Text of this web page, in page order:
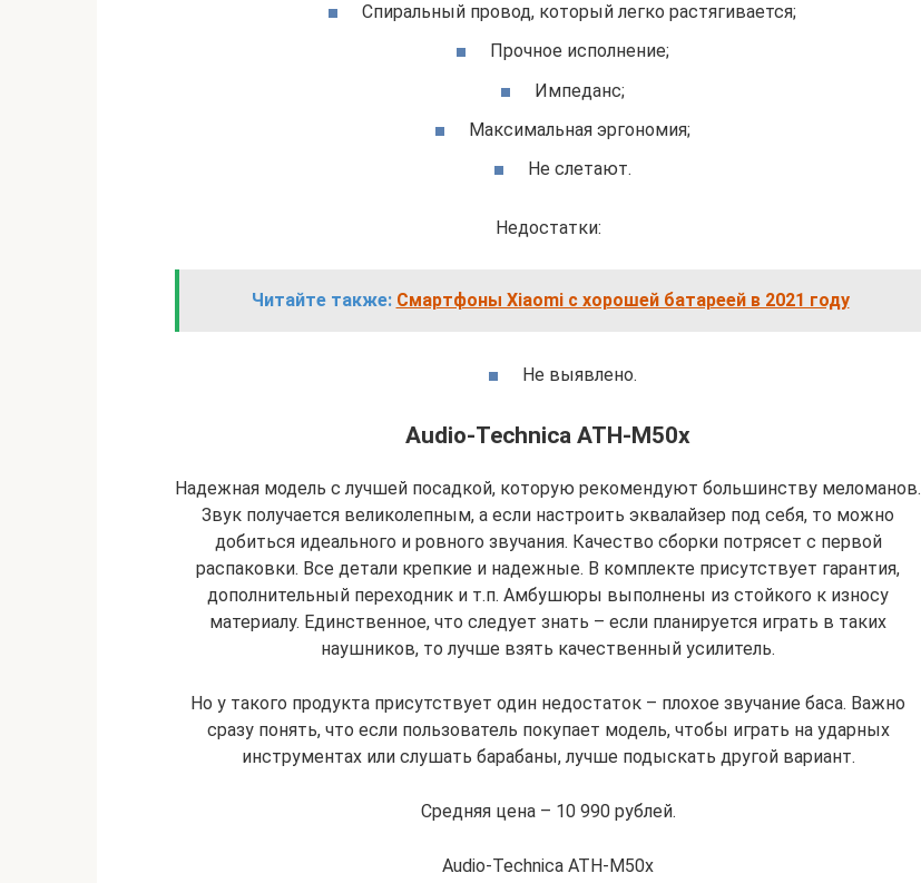
Спиральный провод, который легко растягивается;
Прочное исполнение;
Импеданс;
Максимальная эргономия;
Не слетают.
Недостатки:
Читайте также: Смартфоны Xiaomi с хорошей батареей в 2021 году
Не выявлено.
Audio-Technica ATH-M50x
Надежная модель с лучшей посадкой, которую рекомендуют большинству меломанов.
Звук получается великолепным, а если настроить эквалайзер под себя, то можно
добиться идеального и ровного звучания. Качество сборки потрясет с первой
распаковки. Все детали крепкие и надежные. В комплекте присутствует гарантия,
дополнительный переходник и т.п. Амбушюры выполнены из стойкого к износу
материалу. Единственное, что следует знать – если планируется играть в таких
наушников, то лучше взять качественный усилитель.
Но у такого продукта присутствует один недостаток – плохое звучание баса. Важно
сразу понять, что если пользователь покупает модель, чтобы играть на ударных
инструментах или слушать барабаны, лучше подыскать другой вариант.
Средняя цена – 10 990 рублей.
Audio-Technica ATH-M50x